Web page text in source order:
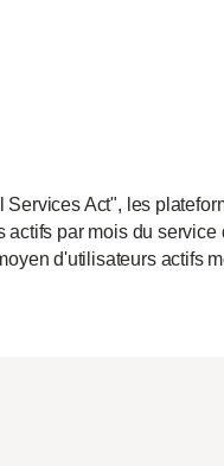
Act", les
par mois du service
d'utilisateurs actifs